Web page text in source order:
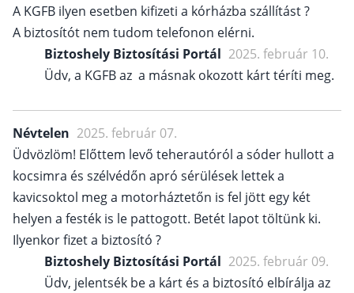
A KGFB ilyen esetben kifizeti a kórházba szállítást ?
A biztosítót nem tudom telefonon elérni.
Biztoshely Biztosítási Portál 2025. február 10.
Üdv, a KGFB az a másnak okozott kárt téríti meg.
Névtelen 2025. február 07.
Üdvözlöm! Előttem levő teherautóról a sóder hullott a
kocsimra és szélvédőn apró sérülések lettek a
kavicsoktol meg a motorháztetőn is fel jött egy két
helyen a festék is le pattogott. Betét lapot töltünk ki.
Ilyenkor fizet a biztosító ?
Biztoshely Biztosítási Portál 2025. február 09.
Üdv, jelentsék be a kárt és a biztosító elbírálja az